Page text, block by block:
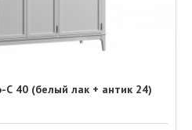
40 (белый лак + антик 24)